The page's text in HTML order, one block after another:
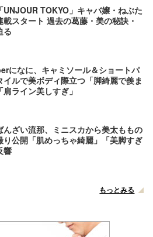
UNJOUR TOKYO」キャバ嬢・ねぶた
載スタート 過去の葛藤・美の秘訣・
る
になに、キャミソール＆ショートパ
イルで美ボディ際立つ「脚綺麗で羨ま
肩ライン美しすぎ」
んざい流那、ミニスカから美太ももの
り公開「肌めっちゃ綺麗」「美脚すぎ
響
もっとみる